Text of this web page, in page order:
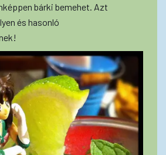
bárki bemehet. Azt
és hasonló